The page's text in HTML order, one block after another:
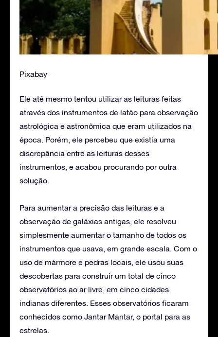
Pixabay
Ele até mesmo tentou utilizar as leituras feitas
através dos instrumentos de latão para observação
astrológica e astronômica que eram utilizados na
época. Porém, ele percebeu que existia uma
discrepância entre as leituras desses
instrumentos, e acabou procurando por outra
solução.
Para aumentar a precisão das leituras e a
observação de galáxias antigas, ele resolveu
simplesmente aumentar o tamanho de todos os
instrumentos que usava, em grande escala. Com o
uso de mármore e pedras locais, ele usou suas
descobertas para construir um total de cinco
observatórios ao ar livre, em cinco cidades
indianas diferentes. Esses observatórios ficaram
conhecidos como Jantar Mantar, o portal para as
estrelas.